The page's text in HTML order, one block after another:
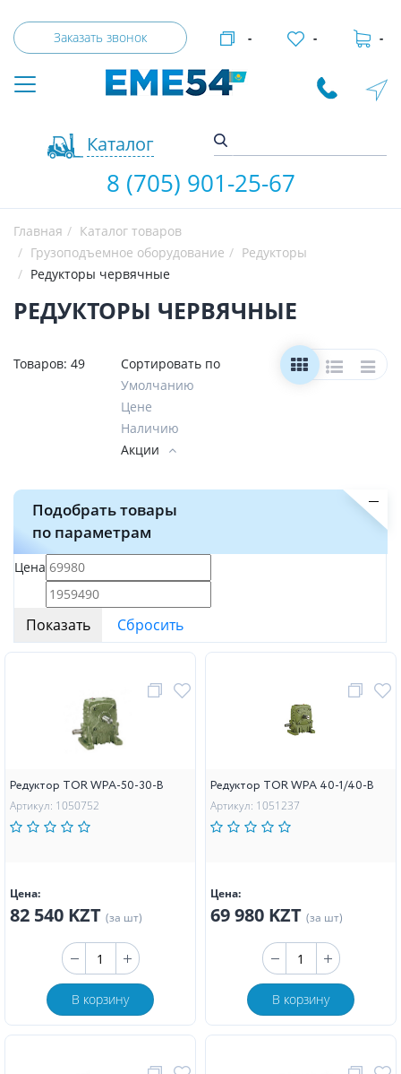
Заказать звонок
Каталог
- - -
8 (705) 901-25-67
Главная
Каталог товаров
Грузоподъемное оборудование
Редукторы
Редукторы червячные
РЕДУКТОРЫ ЧЕРВЯЧНЫЕ
Товаров: 49
Сортировать по
Умолчанию
Цене
Наличию
Акции
Подобрать товары
по параметрам
Цена
Редуктор TOR WPA-50-30-B
Артикул: 1050752
Цена:
82 540 KZT (за шт)
В корзину
Редуктор TOR WPA 40-1/40-В
Артикул: 1051237
Цена:
69 980 KZT (за шт)
В корзину